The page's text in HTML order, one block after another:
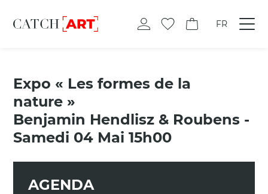
FR
Expo « Les formes de la
nature »
Benjamin Hendlisz & Roubens -
Samedi 04 Mai 15h00
AGENDA